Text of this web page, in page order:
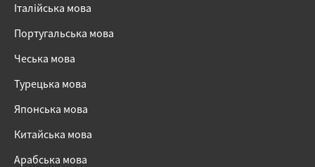
Італійська мова
Португальська мова
Чеська мова
Турецька мова
Японська мова
Китайська мова
Арабська мова